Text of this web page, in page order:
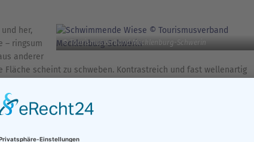
© Tourismusverband Mecklenburg-Schwerin
her,
– ringsum
anderer
Fläche scheint zu schweben. Kontrastreich und fast wellenartig
Sanft geschwungene Blumenhügel erstrecken sich zwischen
das Wasser des Burgsees die Uferkanten umspielt.
Insel“. Kleine Brücken führen aus dem Schweriner
Ruhepol mit Bänken, Liegeflächen und Wassertreppen; eine